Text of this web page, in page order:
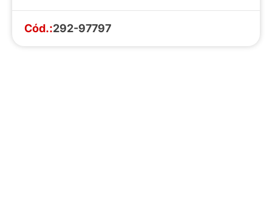
Cód.:292-97797